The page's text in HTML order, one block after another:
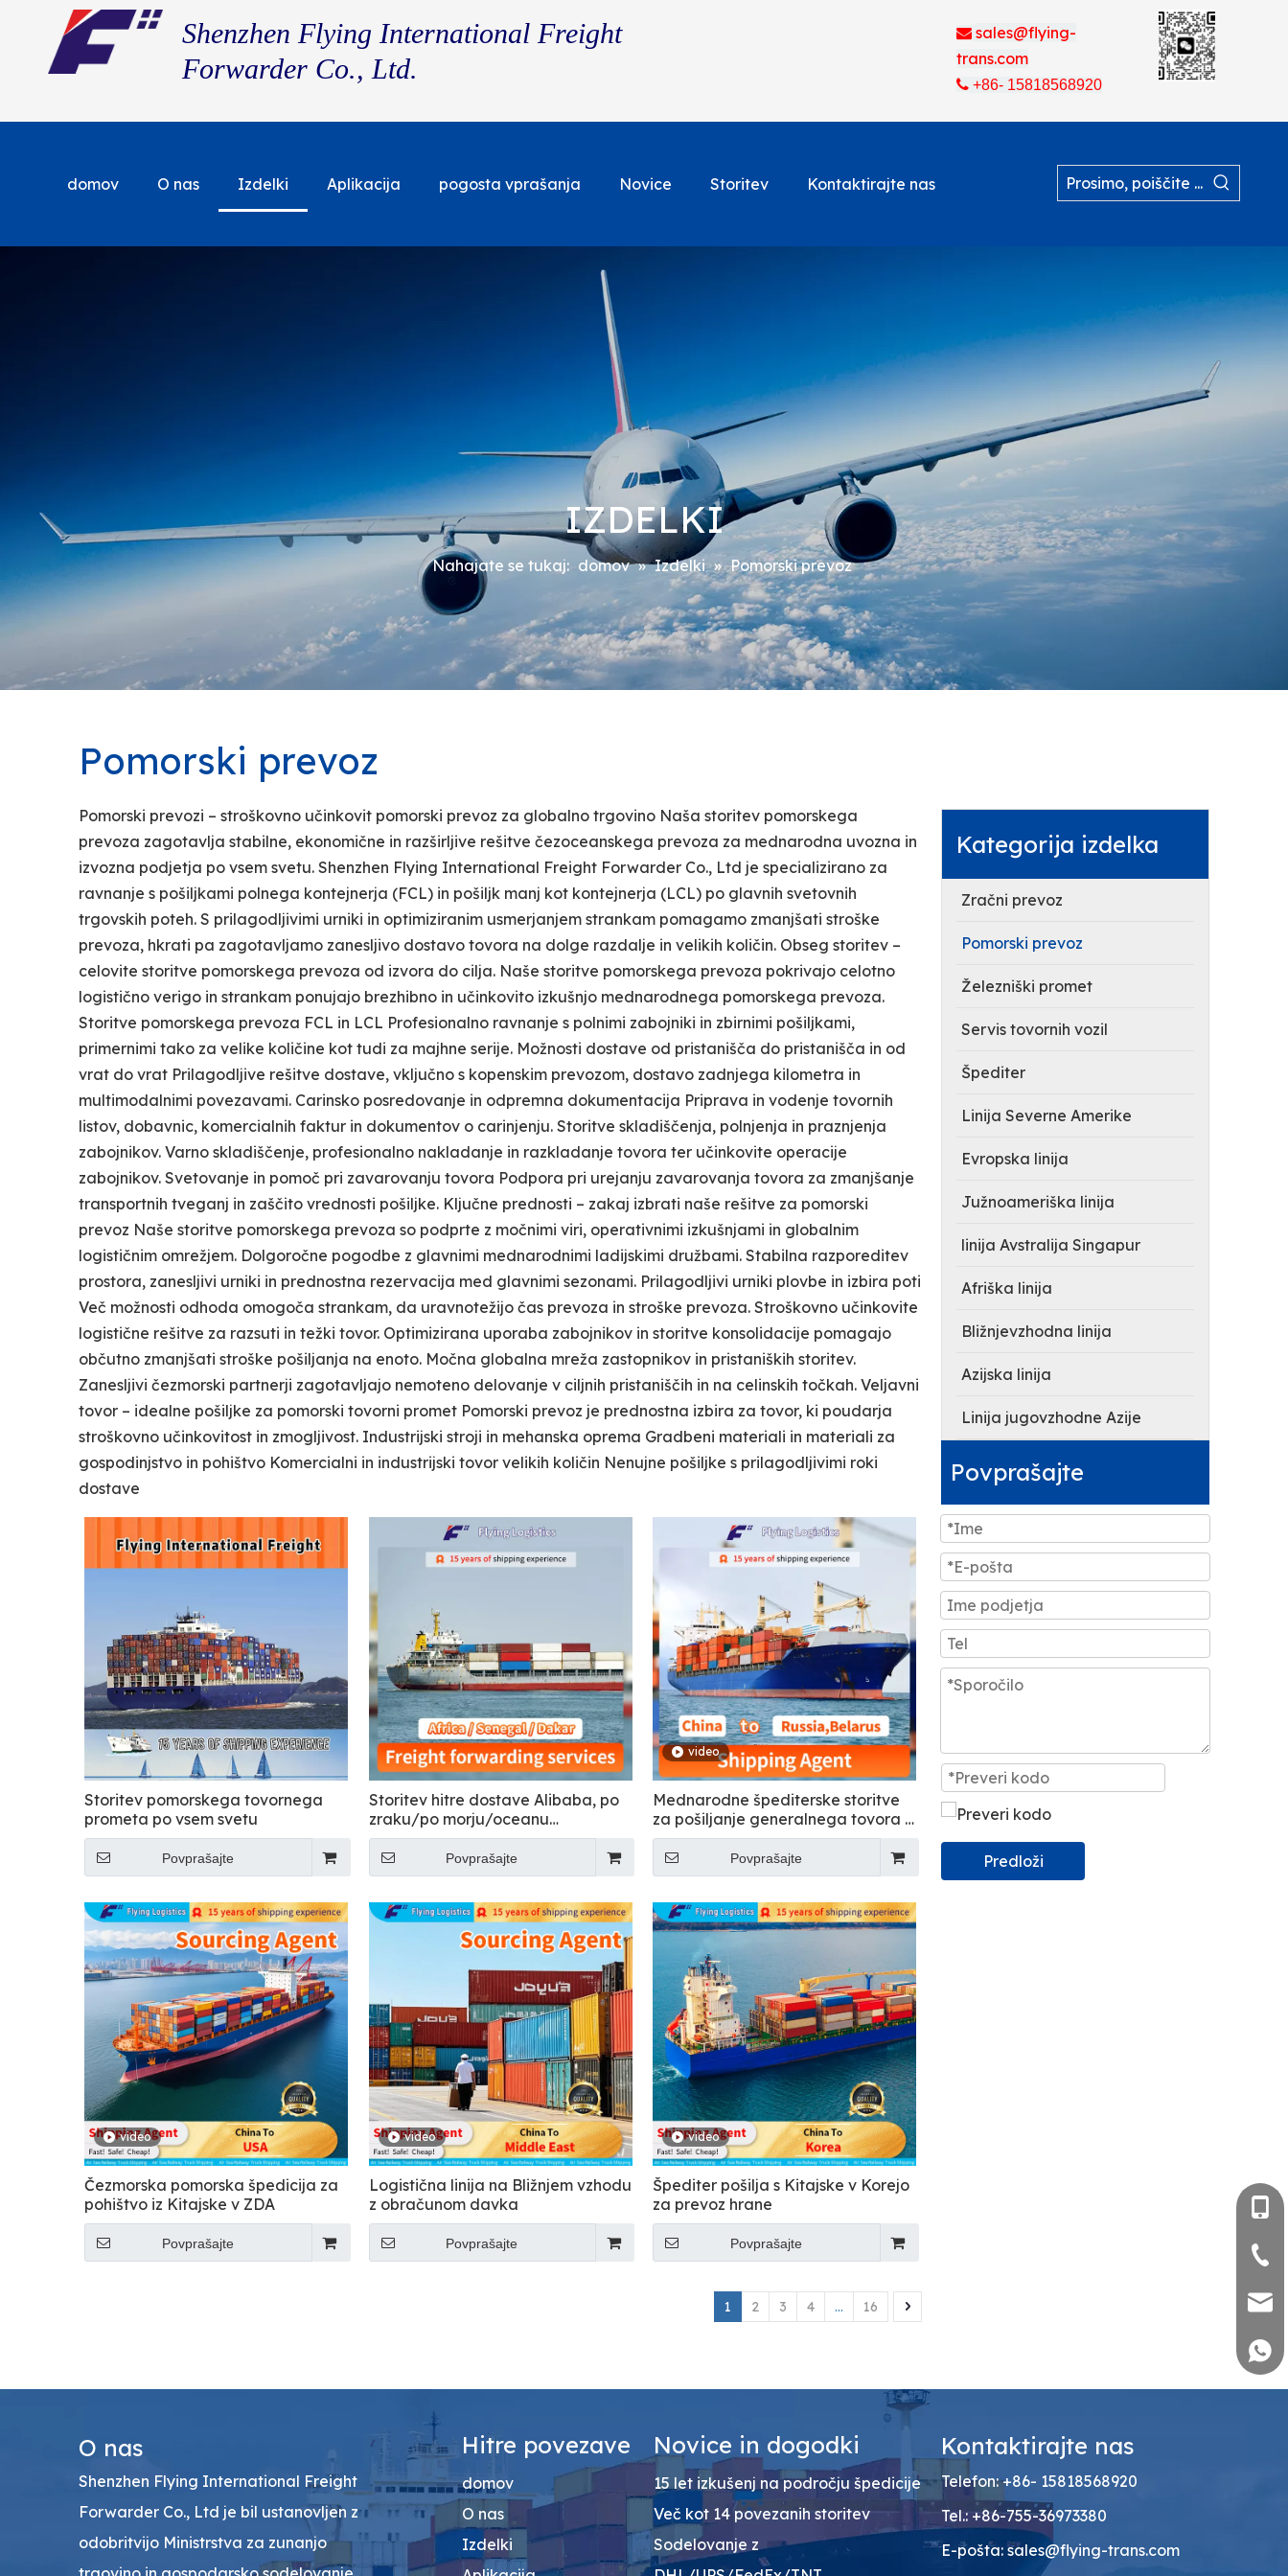
Shenzhen Flying International Freight
Forwarder Co., Ltd.
 sales@flying-
trans.com
+86- 15818568920
domov O nas Izdelki Aplikacija pogosta vprašanja Novice Storitev Kontaktirajte nas
IZDELKI
Nahajate se tukaj: domov » Izdelki » Pomorski prevoz
Pomorski prevoz
Pomorski prevozi – stroškovno učinkovit pomorski prevoz za globalno trgovino Naša storitev pomorskega
prevoza zagotavlja stabilne, ekonomične in razširljive rešitve čezoceanskega prevoza za mednarodna uvozna in
izvozna podjetja po vsem svetu. Shenzhen Flying International Freight Forwarder Co., Ltd je specializirano za
ravnanje s pošiljkami polnega kontejnerja (FCL) in pošiljk manj kot kontejnerja (LCL) po glavnih svetovnih
trgovskih poteh. S prilagodljivimi urniki in optimiziranim usmerjanjem strankam pomagamo zmanjšati stroške
prevoza, hkrati pa zagotavljamo zanesljivo dostavo tovora na dolge razdalje in velikih količin. Obseg storitev –
celovite storitve pomorskega prevoza od izvora do cilja. Naše storitve pomorskega prevoza pokrivajo celotno
logistično verigo in strankam ponujajo brezhibno in učinkovito izkušnjo mednarodnega pomorskega prevoza.
Storitve pomorskega prevoza FCL in LCL Profesionalno ravnanje s polnimi zabojniki in zbirnimi pošiljkami,
primernimi tako za velike količine kot tudi za majhne serije. Možnosti dostave od pristanišča do pristanišča in od
vrat do vrat Prilagodljive rešitve dostave, vključno s kopenskim prevozom, dostavo zadnjega kilometra in
multimodalnimi povezavami. Carinsko posredovanje in odpremna dokumentacija Priprava in vodenje tovornih
listov, dobavnic, komercialnih faktur in dokumentov o carinjenju. Storitve skladiščenja, polnjenja in praznjenja
zabojnikov. Varno skladiščenje, profesionalno nakladanje in razkladanje tovora ter učinkovite operacije
zabojnikov. Svetovanje in pomoč pri zavarovanju tovora Podpora pri urejanju zavarovanja tovora za zmanjšanje
transportnih tveganj in zaščito vrednosti pošiljke. Ključne prednosti – zakaj izbrati naše rešitve za pomorski
prevoz Naše storitve pomorskega prevoza so podprte z močnimi viri, operativnimi izkušnjami in globalnim
logističnim omrežjem. Dolgoročne pogodbe z glavnimi mednarodnimi ladijskimi družbami. Stabilna razporeditev
prostora, zanesljivi urniki in prednostna rezervacija med glavnimi sezonami. Prilagodljivi urniki plovbe in izbira poti
Več možnosti odhoda omogoča strankam, da uravnotežijo čas prevoza in stroške prevoza. Stroškovno učinkovite
logistične rešitve za razsuti in težki tovor. Optimizirana uporaba zabojnikov in storitve konsolidacije pomagajo
občutno zmanjšati stroške pošiljanja na enoto. Močna globalna mreža zastopnikov in pristaniških storitev.
Zanesljivi čezmorski partnerji zagotavljajo nemoteno delovanje v ciljnih pristaniščih in na celinskih točkah. Veljavni
tovor – idealne pošiljke za pomorski tovorni promet Pomorski prevoz je prednostna izbira za tovor, ki poudarja
stroškovno učinkovitost in zmogljivost. Industrijski stroji in mehanska oprema Gradbeni materiali in materiali za
gospodinjstvo in pohištvo Komercialni in industrijski tovor velikih količin Nenujne pošiljke s prilagodljivimi roki
dostave
Storitev pomorskega tovornega
prometa po vsem svetu
Povprašajte
Storitev hitre dostave Alibaba, po
zraku/po morju/oceanu
tovor/tovor/ladijski kontejner LCL
špediter/zastopnik iz Kitajske v
Afriko, Senegal, Dakar Hitra DDP
Povprašajte
video
Mednarodne špediterske storitve
za pošiljanje generalnega tovora v
Rusijo
Povprašajte
video
Čezmorska pomorska špedicija za
pohištvo iz Kitajske v ZDA
Povprašajte
video
Logistična linija na Bližnjem vzhodu
z obračunom davka
Povprašajte
video
Špediter pošilja s Kitajske v Korejo
za prevoz hrane
Povprašajte
1 2 3 4 ... 16
Kategorija izdelka
Zračni prevoz
Pomorski prevoz
Železniški promet
Servis tovornih vozil
Špediter
Linija Severne Amerike
Evropska linija
Južnoameriška linija
linija Avstralija Singapur
Afriška linija
Bližnjevzhodna linija
Azijska linija
Linija jugovzhodne Azije
Povprašajte
Predloži
O nas
Shenzhen Flying International Freight
Forwarder Co., Ltd je bil ustanovljen z
odobritvijo Ministrstva za zunanjo
Hitre povezave
domov
O nas
Izdelki
Novice in dogodki
15 let izkušenj na področju špedicije
Več kot 14 povezanih storitev
Sodelovanje z
Kontaktirajte nas
Telefon: +86- 15818568920
Tel.: +86-755-36973380
E-pošta: sales@flying-trans.com
+86-
+86